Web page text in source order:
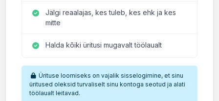
Jälgi reaalajas, kes tuleb, kes ehk ja kes
mitte
Halda kõiki üritusi mugavalt töölaualt
Ürituse loomiseks on vajalik sisselogimine, et sinu
üritused oleksid turvaliselt sinu kontoga seotud ja alati
töölaualt leitavad.